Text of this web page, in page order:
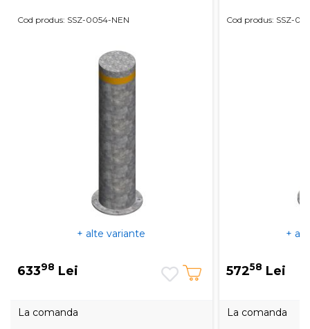
Cod produs: SSZ-0054-NEN
+ alte variante
63398 Lei
La comanda
Cod produs: SSZ-
+
57258 Lei
La comanda